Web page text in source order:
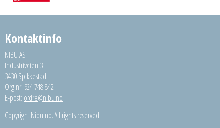
Kontaktinfo
NIBU AS
Industriveien 3
3430 Spikkestad
Org.nr: 924 748 842
E-post: ordre@nibu.no
Copyright Nibu.no. All rights reserved.